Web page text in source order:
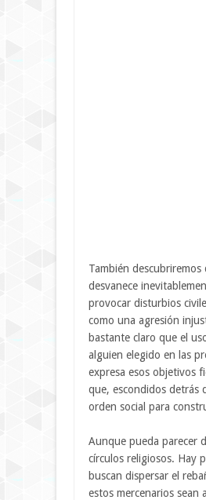
También
desvanece
provocar disturbios
como una agresión
bastante claro que el
alguien elegido en las
expresa esos objetivos
que, escondidos detrás
orden social para
Aunque pueda parecer
círculos religiosos. Hay
buscan dispersar el
estos mercenarios sean